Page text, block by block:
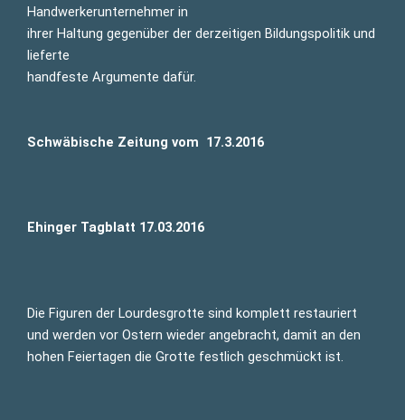
Handwerkerunternehmer in
ihrer Haltung gegenüber der derzeitigen Bildungspolitik und
lieferte
handfeste Argumente dafür.
Schwäbische Zeitung vom 17.3.2016
Ehinger Tagblatt 17.03.2016
Die Figuren der Lourdesgrotte sind komplett restauriert
und werden vor Ostern wieder angebracht, damit an den
hohen Feiertagen die Grotte festlich geschmückt ist.